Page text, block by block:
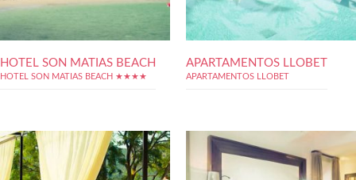
HOTEL SON MATIAS BEACH
HOTEL SON MATIAS BEACH ★★★★
APARTAMENTOS LLOBET
APARTAMENTOS LLOBET